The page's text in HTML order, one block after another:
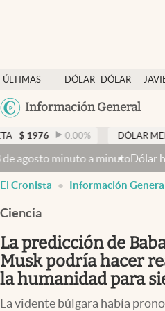
ÚLTIMAS
NOTICIAS
DÓLAR
DÓLAR
Información General
Dólar
Members
Economía y Política
Finanzas y Mercados
Mercados Online
Negocios
Columnistas
Otras secciones
0.00% DÓLAR MEP $ 1526,03
a minutoDólar hoy y dólar
El Cronista Información
Ciencia
La predicción de
Musk podría hacer
la humanidad para
La vidente búlgara había